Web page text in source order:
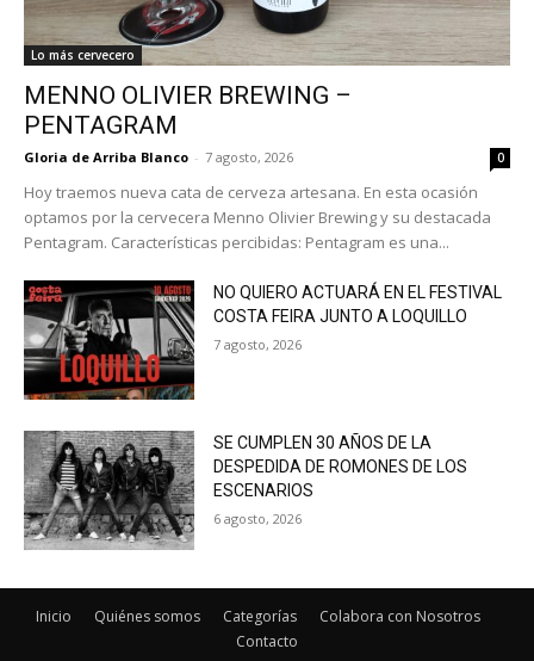
Lo más cervecero
MENNO OLIVIER BREWING –
PENTAGRAM
Gloria de Arriba Blanco - 7 agosto, 2026 0
Hoy traemos nueva cata de cerveza artesana. En esta ocasión
optamos por la cervecera Menno Olivier Brewing y su destacada
Pentagram. Características percibidas: Pentagram es una...
NO QUIERO ACTUARÁ EN EL FESTIVAL
COSTA FEIRA JUNTO A LOQUILLO
7 agosto, 2026
SE CUMPLEN 30 AÑOS DE LA
DESPEDIDA DE ROMONES DE LOS
ESCENARIOS
6 agosto, 2026
Inicio Quiénes somos Categorías
Colabora con Nosotros
Contacto